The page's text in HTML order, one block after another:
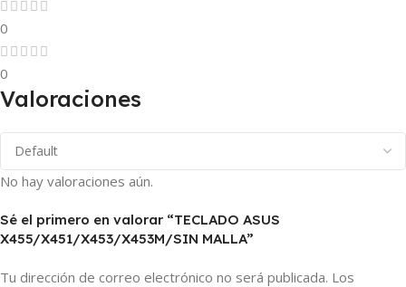
0
0
Valoraciones
No hay valoraciones aún.
Sé el primero en valorar “TECLADO ASUS
X455/X451/X453/X453M/SIN MALLA”
Tu dirección de correo electrónico no será publicada. Los